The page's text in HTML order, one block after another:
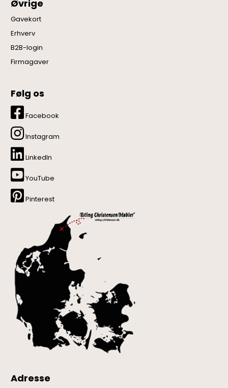
Øvrige
Gavekort
Erhverv
B2B-login
Firmagaver
Følg os
Facebook
Instagram
LinkedIn
YouTube
Pinterest
Adresse